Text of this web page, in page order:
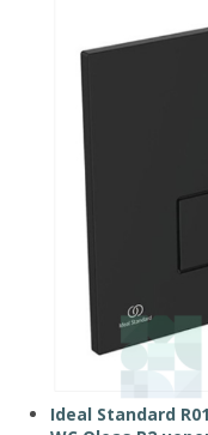
Ideal Standard